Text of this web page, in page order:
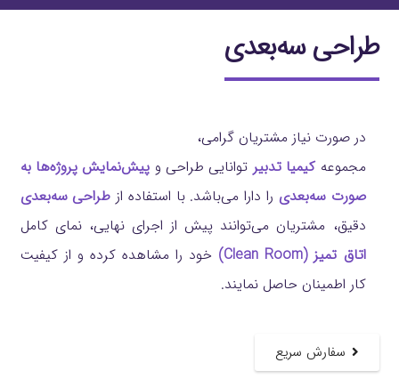
طراحی سه‌بعدی
در صورت نیاز مشتریان گرامی،
مجموعهکیمیا تدبیر توانایی طراحی و پیش‌نمایش پروژه‌ها به
صورت سه‌بعدی را دارا می‌باشد. با استفاده از طراحی سه‌بعدی
دقیق، مشتریان می‌توانند پیش از اجرای نهایی، نمای کامل
اتاق تمیز (Clean Room)
خود را مشاهده کرده و از کیفیت
کار اطمینان حاصل نمایند.
سفارش سریع